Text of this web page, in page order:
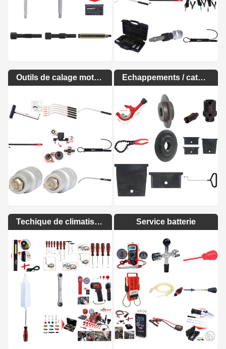
Outils de calage moteur Echappements / catalyseurs
Techique de climatisation Service batterie